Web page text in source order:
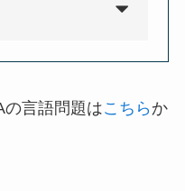
の言語問題はこちら か